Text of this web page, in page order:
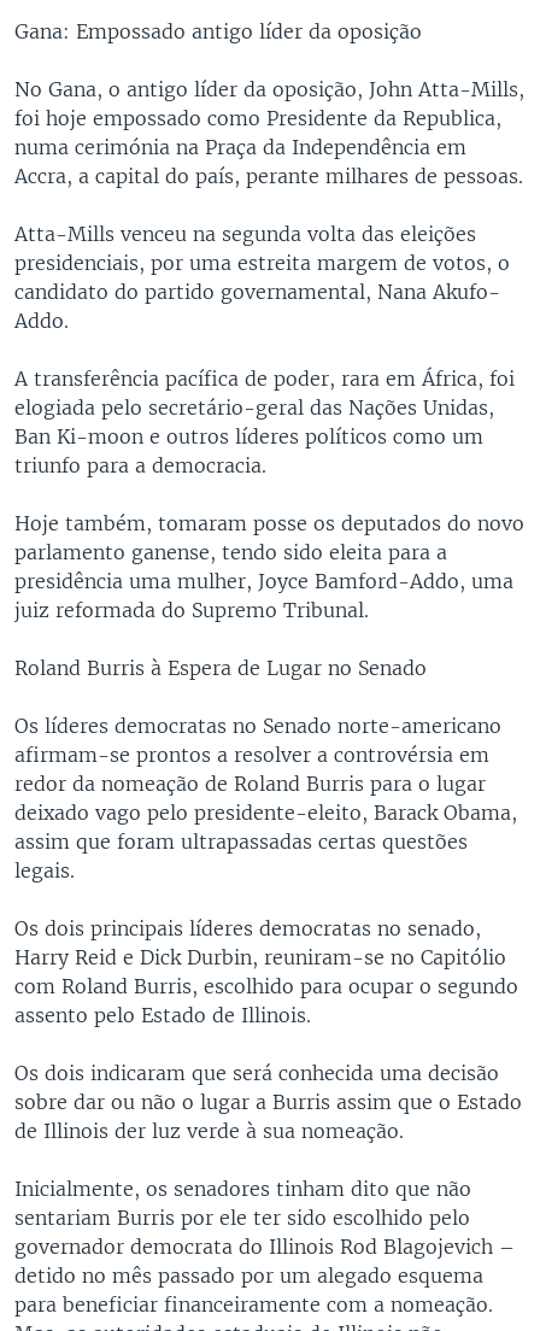
Gana: Empossado antigo líder da oposição
No Gana, o antigo líder da oposição, John Atta-Mills,
foi hoje empossado como Presidente da Republica,
numa cerimónia na Praça da Independência em
Accra, a capital do país, perante milhares de pessoas.
Atta-Mills venceu na segunda volta das eleições
presidenciais, por uma estreita margem de votos, o
candidato do partido governamental, Nana Akufo-
Addo.
A transferência pacífica de poder, rara em África, foi
elogiada pelo secretário-geral das Nações Unidas,
Ban Ki-moon e outros líderes políticos como um
triunfo para a democracia.
Hoje também, tomaram posse os deputados do novo
parlamento ganense, tendo sido eleita para a
presidência uma mulher, Joyce Bamford-Addo, uma
juiz reformada do Supremo Tribunal.
Roland Burris à Espera de Lugar no Senado
Os líderes democratas no Senado norte-americano
afirmam-se prontos a resolver a controvérsia em
redor da nomeação de Roland Burris para o lugar
deixado vago pelo presidente-eleito, Barack Obama,
assim que foram ultrapassadas certas questões
legais.
Os dois principais líderes democratas no senado,
Harry Reid e Dick Durbin, reuniram-se no Capitólio
com Roland Burris, escolhido para ocupar o segundo
assento pelo Estado de Illinois.
Os dois indicaram que será conhecida uma decisão
sobre dar ou não o lugar a Burris assim que o Estado
de Illinois der luz verde à sua nomeação.
Inicialmente, os senadores tinham dito que não
sentariam Burris por ele ter sido escolhido pelo
governador democrata do Illinois Rod Blagojevich –
detido no mês passado por um alegado esquema
para beneficiar financeiramente com a nomeação.